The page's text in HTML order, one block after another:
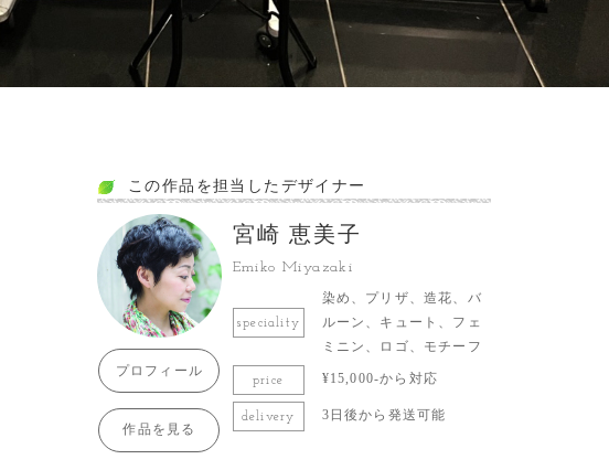
この作品を担当したデザイナー
プロフィール
作品を見る
宮崎 恵美子
Emiko Miyazaki
speciality
染め、プリザ、造花、バ
ルーン、キュート、フェ
ミニン、ロゴ、モチーフ
price ¥15,000-から対応
delivery 3日後から発送可能